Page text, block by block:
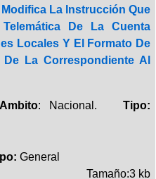
Modifica La Instrucción Que
De La Cuenta
Locales Y El Formato De
La Correspondiente Al
Ambito: Nacional.Tipo:
General
Tamaño:3 kb